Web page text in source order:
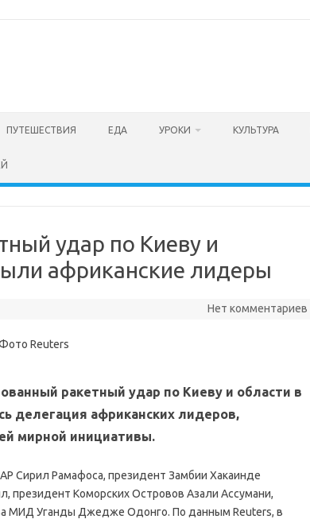
ПУТЕШЕСТВИЯ ЕДА УРОКИ КУЛЬТУРА
удар по Киеву и
африканские лидеры
Нет комментариев
ракетный удар по Киеву и области в
делегация африканских лидеров,
мирной инициативы.
Сирил Рамафоса, президент Замбии Хакаинде
президент Коморских Островов Азали Ассумани,
МИД Уганды Джедже Одонго. По данным Reuters, в